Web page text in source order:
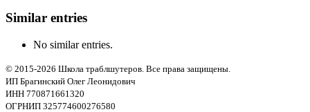
Similar entries
No similar entries.
© 2015-2026 Школа траблшутеров. Все права защищены.
ИП Брагинский Олег Леонидович
ИНН 770871661320
ОГРНИП 325774600276580